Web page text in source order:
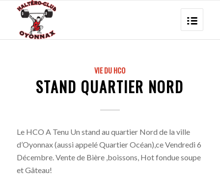
VIE DU HCO
STAND QUARTIER NORD
Le HCO A Tenu Un stand au quartier Nord de la ville
d’Oyonnax (aussi appelé Quartier Océan),ce Vendredi 6
Décembre. Vente de Bière ,boissons, Hot fondue soupe
et Gâteau!